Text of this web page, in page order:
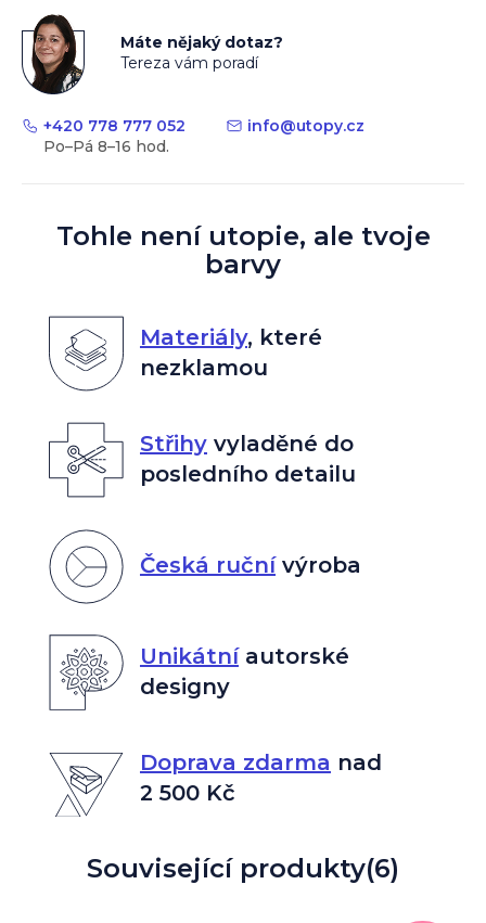
Máte nějaký dotaz?
Tereza vám poradí
+420 778 777 052 info@utopy.cz
Tohle není utopie, ale tvoje
barvy
Materiály, které
nezklamou
Střihyvyladěné do
posledního detailu
Česká ručnívýroba
Unikátníautorské
designy
Doprava zdarma nad
2 500 Kč
Související produkty(6)